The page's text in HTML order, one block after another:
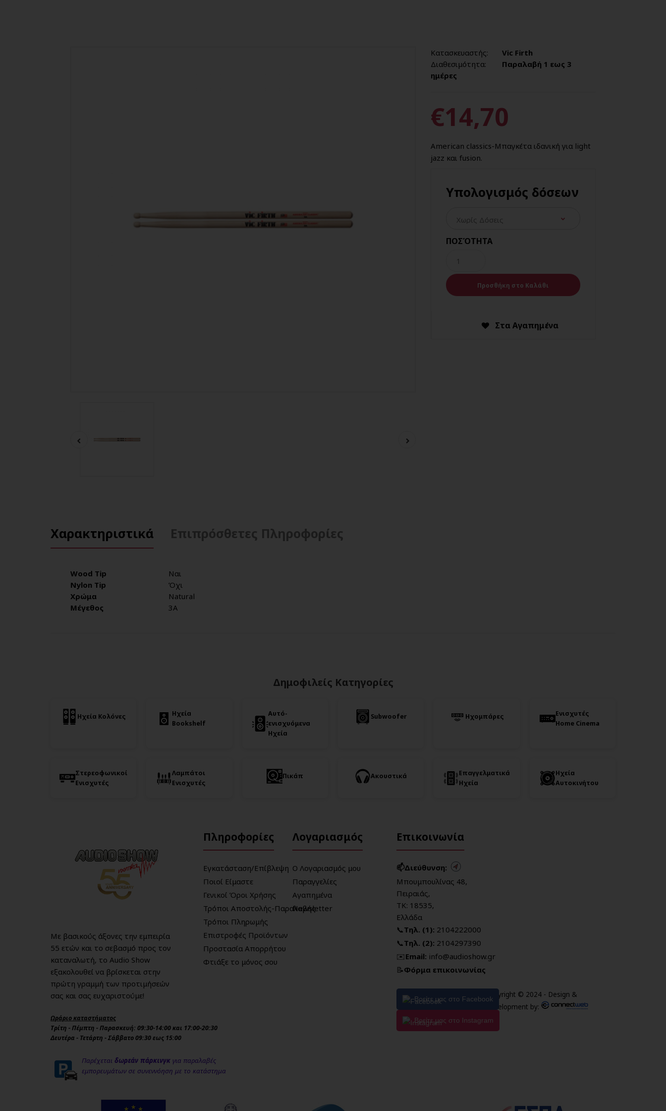
Κατασκευαστής:
Vic Firth
Διαθεσιμότητα:
Παραλαβή 1 εως 3
ημέρες
€14,70
American classics-Μπαγκέτα ιδανική για light
jazz και fusion.
Υπολογισμός δόσεων
ΠΟΣΌΤΗΤΑ
Στα Αγαπημένα
Χαρακτηριστικά Επιπρόσθετες Πληροφορίες
Wood Tip
Ναι
Nylon Tip
Όχι
Χρώμα
Natural
Μέγεθος
3A
Δημοφιλείς Κατηγορίες
Ηχεία Κολόνες
Ηχεία
Bookshelf
Αυτό-
ενισχυόμενα
Ηχεία
Subwoofer Ηχομπάρες
Ενισχυτές
Home Cinema
Στερεοφωνικοί
Ενισχυτές
Λαμπάτοι
Ενισχυτές
Πικάπ Ακουστικά
Επαγγελματικά
Ηχεία
Ηχεία
Αυτοκινήτου
Με βασικούς άξονες την εμπειρία
55 ετών και το σεβασμό προς τον
καταναλωτή, το Audio Show
εξακολουθεί να βρίσκεται στην
πρώτη γραμμή των προτιμήσεών
σας και σας ευχαριστούμε!
Ωράριο καταστήματος
Τρίτη - Πέμπτη - Παρασκευή: 09:30-14:00 και 17:00-20:30
Δευτέρα - Τετάρτη - Σάββατο 09:30 εως 15:00
Παρέχεται δωρεάν πάρκινγκ για παραλαβές
εμπορευμάτων σε συνεννόηση με το κατάστημα
Πληροφορίες
Εγκατάσταση/Επίβλεψη
Ποιοί Είμαστε
Γενικοί Όροι Χρήσης
Τρόποι Αποστολής-Παραλαβής
Τρόποι Πληρωμής
Επιστροφές Προϊόντων
Προστασία Απορρήτου
Φτιάξε το μόνος σου
Λογαριασμός
Ο Λογαριασμός μου
Παραγγελίες
Αγαπημένα
Newsletter
Επικοινωνία
📫Διεύθυνση:
Μπουμπουλίνας 48,
Πειραιάς,
ΤΚ: 18535,
Ελλάδα
📞Τηλ. (1): 2104222000
📞Τηλ. (2): 2104297390
✉️Email: info@audioshow.gr
📝Φόρμα επικοινωνίας
Βρείτε μας στο Facebook
Βρείτε μας στο Instagram
Copyright © 2024 - Design &
Development by: